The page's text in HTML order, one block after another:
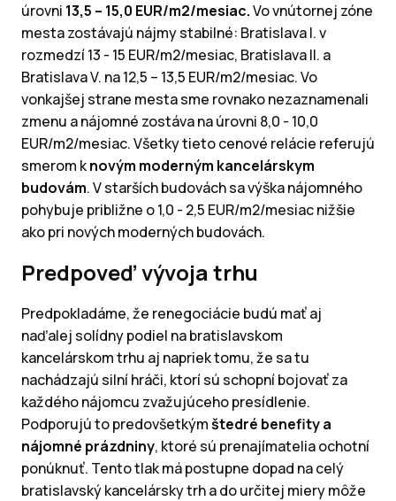
úrovni 13,5 – 15,0 EUR/m2/mesiac.Vo vnútornej zóne
mesta zostávajú nájmy stabilné: Bratislava I. v
rozmedzí 13 - 15 EUR/m2/mesiac, Bratislava II. a
Bratislava V. na 12,5 – 13,5 EUR/m2/mesiac. Vo
vonkajšej strane mesta sme rovnako nezaznamenali
zmenu a nájomné zostáva na úrovni 8,0 - 10,0
EUR/m2/mesiac. Všetky tieto cenové relácie referujú
smerom knovým moderným kancelárskym
budovám. V starších budovách sa výška nájomného
pohybuje približne o 1,0 - 2,5 EUR/m2/mesiac nižšie
ako pri nových moderných budovách.
Predpoveď vývoja trhu
Predpokladáme, že renegociácie budú mať aj
naďalej solídny podiel na bratislavskom
kancelárskom trhu aj napriek tomu, že sa tu
nachádzajú silní hráči, ktorí sú schopní bojovať za
každého nájomcu zvažujúceho presídlenie.
Podporujú to predovšetkýmštedré benefity a
nájomné prázdniny, ktoré sú prenajímatelia ochotní
ponúknuť. Tento tlak má postupne dopad na celý
bratislavský kancelársky trh a do určitej miery môže